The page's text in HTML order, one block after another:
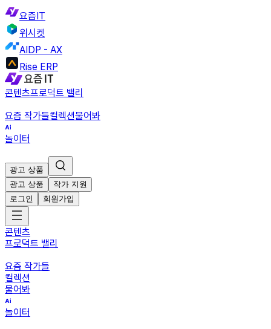
요즘IT
위시켓
AIDP - AX
Rise ERP
콘텐츠프로덕트 밸리
요즘 작가들컬렉션물어봐
놀이터
광고 상품
광고 상품
작가 지원
로그인
회원가입
콘텐츠
프로덕트 밸리
요즘 작가들
컬렉션
물어봐
놀이터